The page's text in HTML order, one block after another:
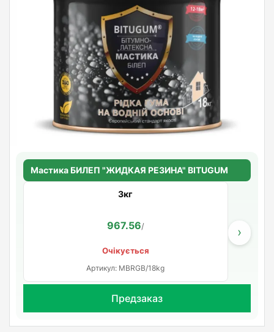
Мастика БИЛЕП "ЖИДКАЯ РЕЗИНА" BITUGUM
3кг
967.56/
Очікується
Артикул: MBRGB/18kg
›
Предзаказ